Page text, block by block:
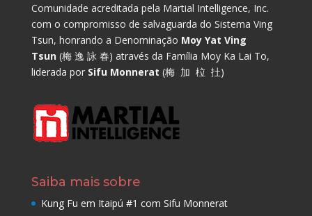
Comunidade acreditada pela Martial Intelligence, Inc.
com o compromisso de salvaguarda do Sistema Ving
Tsun, honrando a Denominação Moy Yat Ving
Tsun (梅 逸 詠 春) através da Família Moy Ka Lai To,
liderada por Sifu Monnerat (梅 加 柆 扗)
Saiba mais sobre
Kung Fu em Itaipú #1 com Sifu Monnerat